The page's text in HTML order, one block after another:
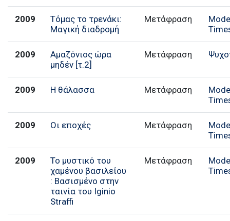
2009
Τόμας το τρενάκι:
Μαγική διαδρομή
Μετάφραση
2009
Αμαζόνιος ώρα
μηδέν [τ.2]
Μετάφραση
2009 Η θάλασσα Μετάφραση
2009 Οι εποχές Μετάφραση
2009
Το μυστικό του
χαμένου βασιλείου
: Βασισμένο στην
ταινία του Iginio
Straffi
Μετάφραση